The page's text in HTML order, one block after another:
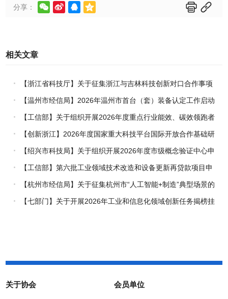
分享：      
相关文章
【浙江省科技厅】关于征集浙江与吉林科技创新对口合作事项
的通知【温州市经信局】2026年温州市首台（套）装备认定工作启动
【工信部】关于组织开展2026年度重点行业能效、碳效领跑者
企业推荐工作的通知
【创新浙江】2026年度国家重大科技平台国际开放合作基础研
究专项（试点）项目指南
【绍兴市科技局】关于组织开展2026年度市级概念验证中心申
报工作的通知
【工信部】第六批工业领域技术改造和设备更新再贷款项目申
报工作启动
【杭州市经信局】关于征集杭州市“人工智能+制造”典型场景的
通知【七部门】关于开展2026年工业和信息化领域创新任务揭榜挂
关于协会 会员单位